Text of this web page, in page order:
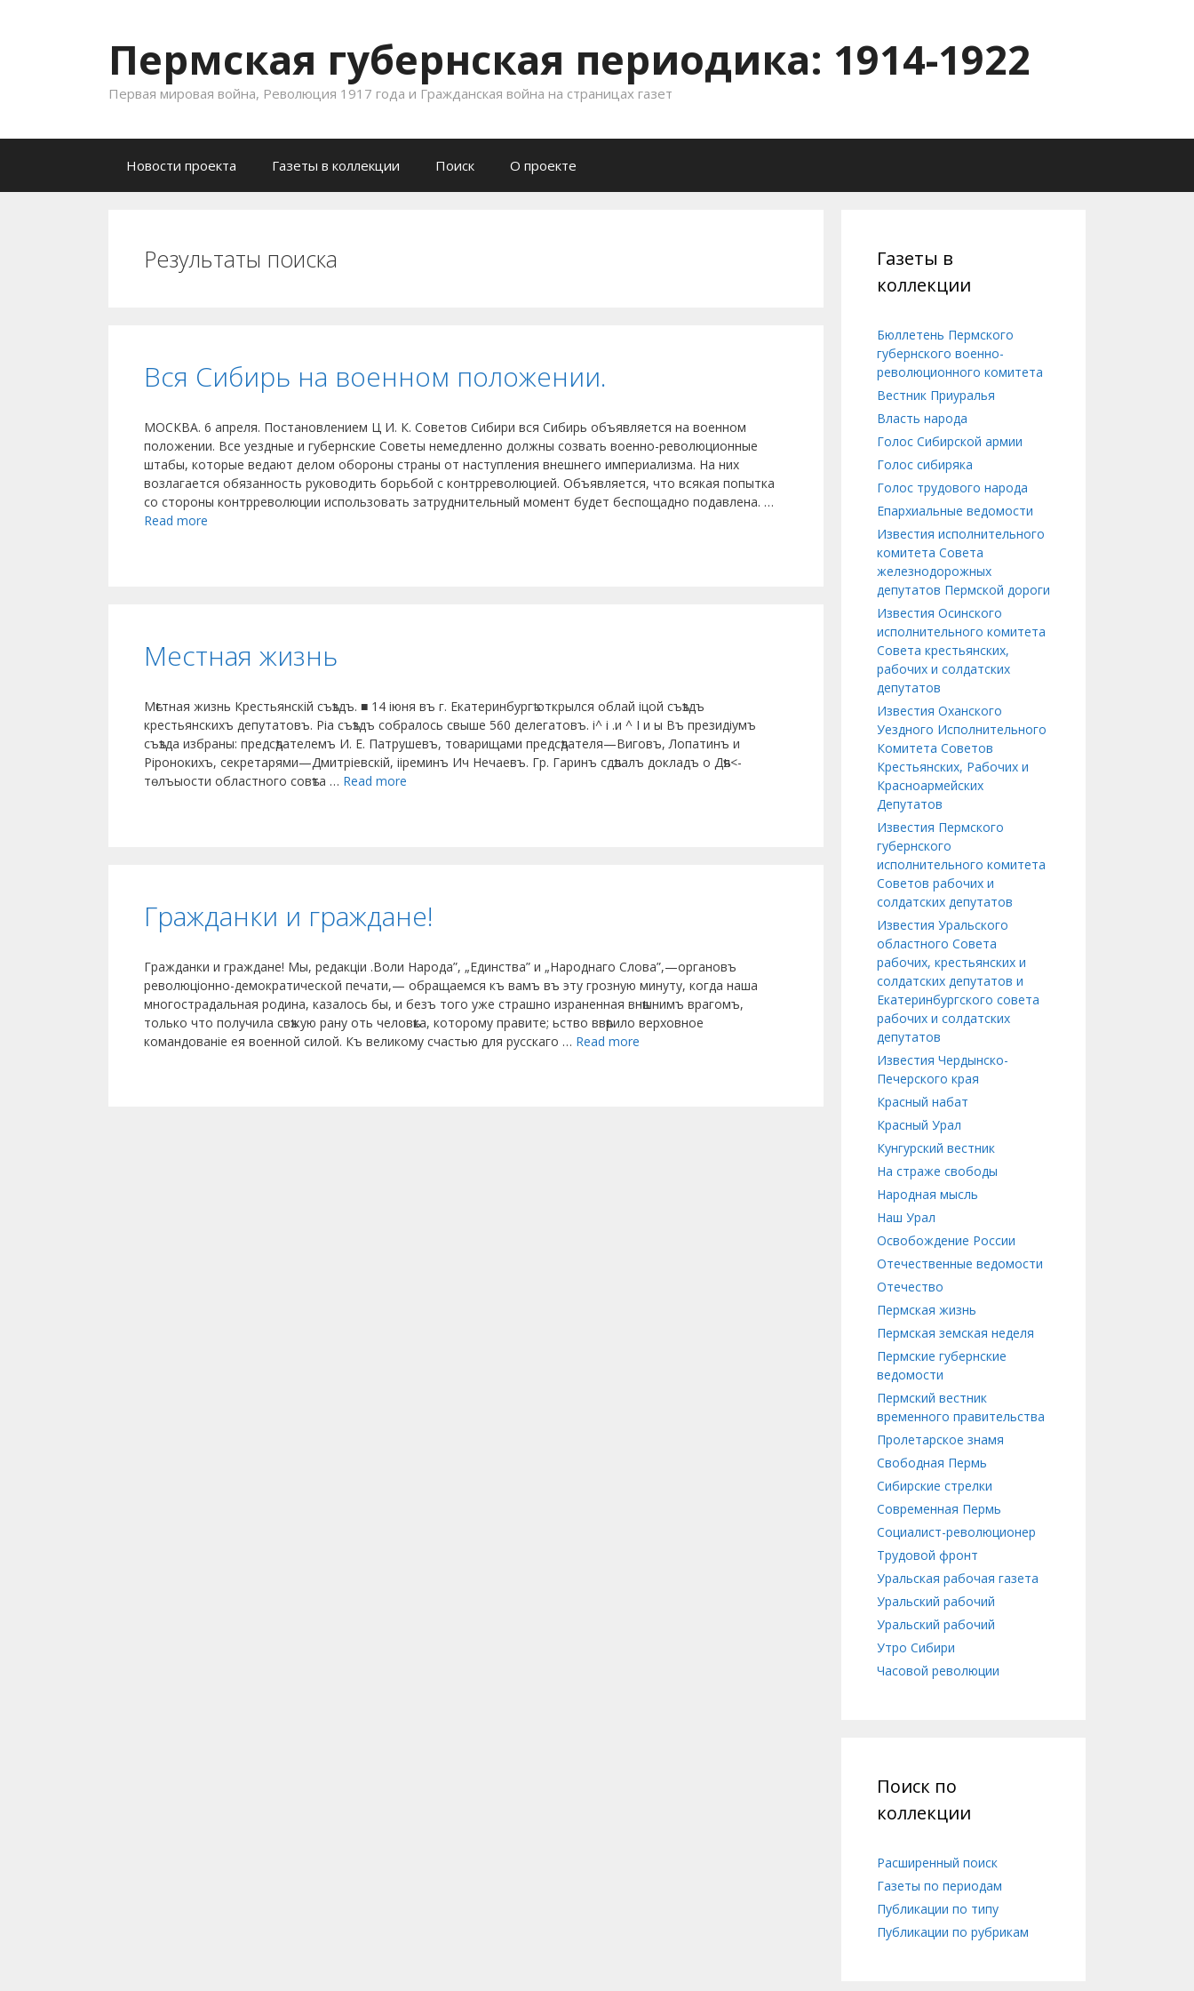
Пермская губернская периодика: 1914-1922
Первая мировая война, Революция 1917 года и Гражданская война на страницах газет
Новости проекта
Газеты в коллекции Поиск О проекте
Результаты поиска
Вся Сибирь на военном положении.
МОСКВА. 6 апреля. Поста­новлением Ц И. К. Советов Сибири вся Сибирь объявляется на военном
положении. Все уездные и губерн­ские Советы немедленно должны созвать военно-революционные
штабы, которые ведают делом обороны страны от наступления внешнего империа­лизма. На них
возлагается обязан­ность руководить борьбой с контр­революцией. Объявляется, что вся­кая попытка
со стороны контр­революции использовать затрудни­тельный момент будет беспощадно подавлена. …
Read more
Местная жизнь
Мѣстная жизнь Крестьянскiй съѣздъ. ■ 14 іюня въ г. Екатеринбургѣ открылся облай іцой съѣздъ
крестьянскихъ депутатовъ. Ріа съѣздъ собралось свыше 560 делегатовъ. і^ і .и ^ І и ы Въ президіумъ
съѣзда избраны: предсѣдателемъ И. Е. Патрушевъ, товарищами предсѣдателя—Виговъ, Лопатинъ и
Ріронокихъ, секретарями—Дмитріевскій, ііреминъ Ич Нечаевъ. Гр. Гаринъ сдѣлалъ докладъ о Дѣя<-
тѳлъыости областного совѣта … Read more
Гражданки и граждане!
Гражданки и граждане! Мы, редакціи .Воли Народа”, „Единства” и „Народнаго Слова”,—органовъ
революціонно-демократической печати,— обращаемся къ вамъ въ эту грозную минуту, когда наша
многострадальная родина, казалось бы, и безъ того уже страшно израненная внѣшнимъ врагомъ,
только что получила свѣжую рану оть человѣка, которому правите; ьство ввѣрило верховное
командованіе ея военной силой. Къ великому счастью для русскаго … Read more
Газеты в
коллекции
Бюллетень Пермского
губернского военно-
революционного комитета
Вестник Приуралья
Власть народа
Голос Сибирской армии
Голос сибиряка
Голос трудового народа
Епархиальные ведомости
Известия исполнительного
комитета Совета
железнодорожных
депутатов Пермской дороги
Известия Осинского
исполнительного комитета
Совета крестьянских,
рабочих и солдатских
депутатов
Известия Оханского
Уездного Исполнительного
Комитета Советов
Крестьянских, Рабочих и
Красноармейских
Депутатов
Известия Пермского
губернского
исполнительного комитета
Советов рабочих и
солдатских депутатов
Известия Уральского
областного Совета
рабочих, крестьянских и
солдатских депутатов и
Екатеринбургского совета
рабочих и солдатских
депутатов
Известия Чердынско-
Печерского края
Красный набат
Красный Урал
Кунгурский вестник
На страже свободы
Народная мысль
Наш Урал
Освобождение России
Отечественные ведомости
Отечество
Пермская жизнь
Пермская земская неделя
Пермские губернские
ведомости
Пермский вестник
временного правительства
Пролетарское знамя
Свободная Пермь
Сибирские стрелки
Современная Пермь
Социалист-революционер
Трудовой фронт
Уральская рабочая газета
Уральский рабочий
Уральский рабочий
Утро Сибири
Часовой революции
Поиск по
коллекции
Расширенный поиск
Газеты по периодам
Публикации по типу
Публикации по рубрикам